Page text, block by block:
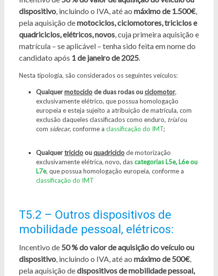
dispositivo, incluindo o IVA, até ao máximo de 1.500€,
pela aquisição demotociclos, ciclomotores, triciclos e
quadriciclos, elétricos, novos, cuja primeira aquisição e
matrícula – se aplicável – tenha sido feita em nome do
candidato após 1 de janeiro de 2025.
Nesta tipologia, são considerados os seguintes veículos:
Qualquermotociclode duas rodas ouciclomotor,
exclusivamente elétrico, que possua homologação
europeia e esteja sujeito a atribuição de matrícula, com
exclusão daqueles classificados como enduro, trialou
com sidecar, conforme a classificação do IMT;
Qualquertricicloouquadriciclode motorização
exclusivamente elétrica, novo, dascategorias L5e, L6e ou
L7e, que possua homologação europeia, conforme a
classificação do IMT
T5.2 – Outros dispositivos de
mobilidade pessoal, elétricos:
Incentivo de 50 % do valor de aquisição do veículo ou
dispositivo, incluindo o IVA, até ao máximo de 500€,
pela aquisição dedispositivos de mobilidade pessoal,